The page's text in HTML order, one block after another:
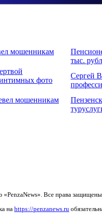
мошенникам
тыс.
интимных фото
Сергей
мошенникам
«PenzaNews». Все права
на https://penzanews.ru